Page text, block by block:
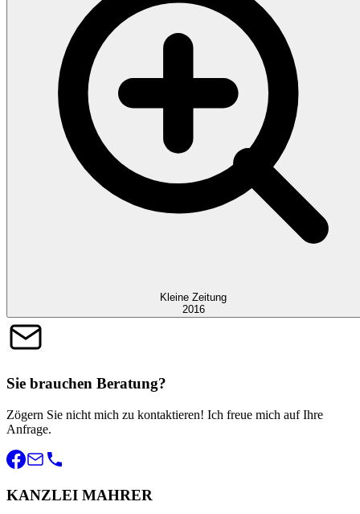
Kleine Zeitung
2016
Sie brauchen Beratung?
Zögern Sie nicht mich zu kontaktieren! Ich freue mich auf Ihre
Anfrage.
KANZLEI MAHRER